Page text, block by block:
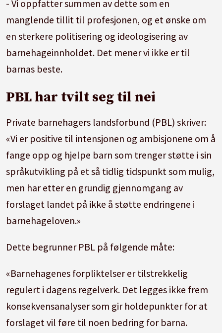
- Vi oppfatter summen av dette som en
manglende tillit til profesjonen, og et ønske om
en sterkere politisering og ideologisering av
barnehageinnholdet. Det mener vi ikke er til
barnas beste.
PBL har tvilt seg til nei
Private barnehagers landsforbund (PBL) skriver:
«Vi er positive til intensjonen og ambisjonene om å
fange opp og hjelpe barn som trenger støtte i sin
språkutvikling på et så tidlig tidspunkt som mulig,
men har etter en grundig gjennomgang av
forslaget landet på ikke å støtte endringene i
barnehageloven.»
Dette begrunner PBL på følgende måte:
«Barnehagenes forpliktelser er tilstrekkelig
regulert i dagens regelverk. Det legges ikke frem
konsekvensanalyser som gir holdepunkter for at
forslaget vil føre til noen bedring for barna.